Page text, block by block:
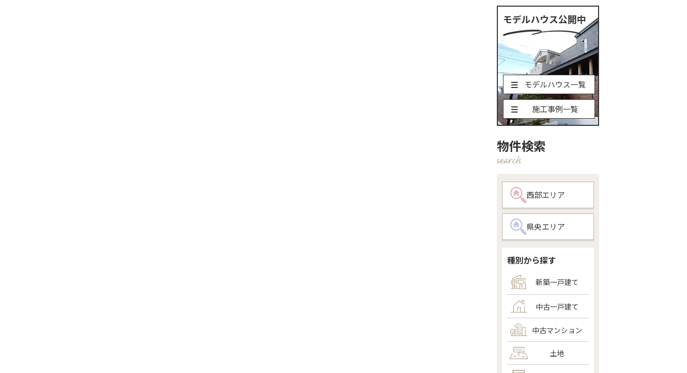
モデルハウス公開中
モデルハウス一覧
施工事例一覧
物件検索
西部エリア
県央エリア
種別から探す
新築一戸建て
中古一戸建て
中古マンション
土地